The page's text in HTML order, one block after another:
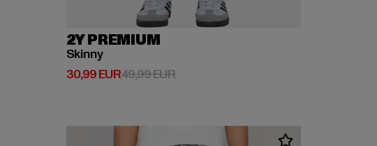
2Y PREMIUM
Skinny
30,99 EUR
Ajankohtainen hinta: 30,99 EUR
49,99 EURKampanjahinta: 49,99 EUR